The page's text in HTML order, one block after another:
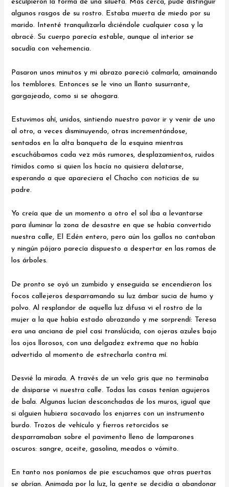
esculpieron la forma de una silueta. Más cerca, pude distinguir
algunos rasgos de su rostro. Estaba muerta de miedo por su
marido. Intenté tranquilizarla diciéndole cualquier cosa y la
abracé. Su cuerpo parecía estable, aunque al interior se
sacudía con vehemencia.
Pasaron unos minutos y mi abrazo pareció calmarla, amainando
los temblores. Entonces se le vino un llanto susurrante,
gargajeado, como si se ahogara.
Estuvimos ahí, unidos, sintiendo nuestro pavor ir y venir de uno
al otro, a veces disminuyendo, otras incrementándose,
sentados en la alta banqueta de la esquina mientras
escuchábamos cada vez más rumores, desplazamientos, ruidos
tímidos como si quien los hacía no quisiera delatarse,
esperando a que apareciera el Chacho con noticias de su
padre.
Yo creía que de un momento a otro el sol iba a levantarse
para iluminar la zona de desastre en que se había convertido
nuestra calle, El Edén entero, pero aún los gallos no cantaban
y ningún pájaro parecía dispuesto a despertar en las ramas de
los árboles.
De pronto se oyó un zumbido y enseguida se encendieron los
focos callejeros desparramando su luz ámbar sucia de humo y
polvo. Al resplandor de aquella luz difusa vi el rostro de la
mujer a la que había estado abrazando y me sorprendí: Teresa
era una anciana de piel casi translúcida, con ojeras azules bajo
los ojos llorosos, con una delgadez extrema que no había
advertido al momento de estrecharla contra mí.
Desvié la mirada. A través de un velo gris que no terminaba
de disiparse vi nuestra calle. Todas las casas tenían agujeros
de bala. Algunas lucían desconchadas de los muros, igual que
si alguien hubiera socavado los enjarres con un instrumento
burdo. Trozos de vehículo y fierros retorcidos se
desparramaban sobre el pavimento lleno de lamparones
oscuros: sangre, aceite, gasolina, meados o vómito.
En tanto nos poníamos de pie escuchamos que otras puertas
se abrían. Animada por la luz, la gente se decidía a abandonar